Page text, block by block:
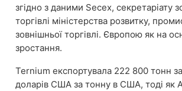
згідно з даними Secex, секретаріату
торгівлі міністерства розвитку,
зовнішньої торгівлі. Європою як на
зростання.
Ternium експортувала 222 800 тонн
доларів США за тонну в США, тоді як